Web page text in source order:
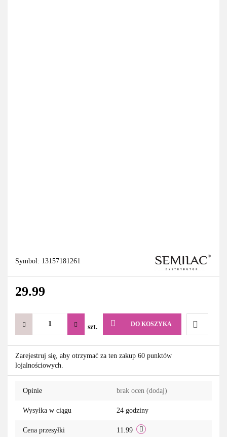
Symbol: 13157181261
29.99
szt. DO KOSZYKA
Do
Zarejestruj się, aby otrzymać za ten zakup 60 punktów
lojalnościowych.
Opinie brak ocen (dodaj)
Wysyłka w ciągu 24 godziny
Cena przesyłki 11.99